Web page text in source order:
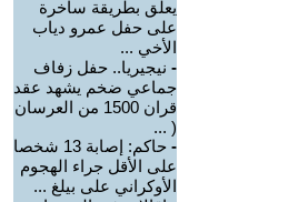
يعلق بطريقة ساخرة
على حفل عمرو دياب
الأخي ...
- نيجيريا.. حفل زفاف
جماعي ضخم يشهد عقد
قران 1500 من العرسان
( ...
-
حاكم: إصابة 13 شخصا
على الأقل جراء الهجوم
الأوكراني على بيلغ ...